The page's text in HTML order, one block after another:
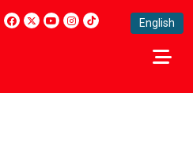
English